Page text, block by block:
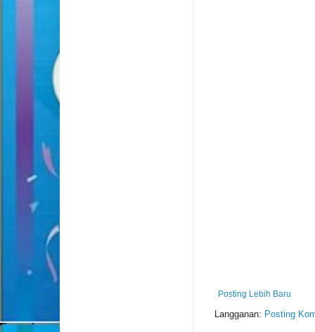
Posting Lebih Baru
Langganan: Posting